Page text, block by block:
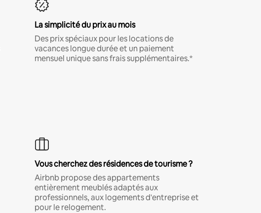
La simplicité du prix au mois
Des prix spéciaux pour les locations de
vacances longue durée et un paiement
mensuel unique sans frais supplémentaires.*
Vous cherchez des résidences de tourisme ?
Airbnb propose des appartements
entièrement meublés adaptés aux
professionnels, aux logements d'entreprise et
pour le relogement.